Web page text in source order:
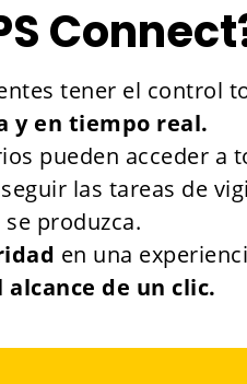
tener el control
y en tiempo real.
pueden acceder a
las tareas de
produzca.
en una
alcance de un clic.